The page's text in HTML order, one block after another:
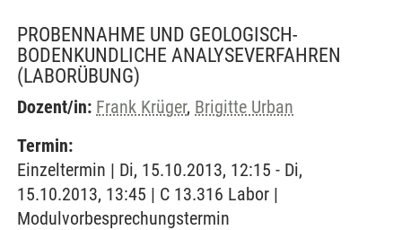
PROBENNAHME UND GEOLOGISCH-
BODENKUNDLICHE ANALYSEVERFAHREN
(LABORÜBUNG)
Dozent/in: Frank Krüger, Brigitte Urban
Termin:
Einzeltermin | Di, 15.10.2013, 12:15 - Di,
15.10.2013, 13:45 | C 13.316 Labor |
Modulvorbesprechungstermin